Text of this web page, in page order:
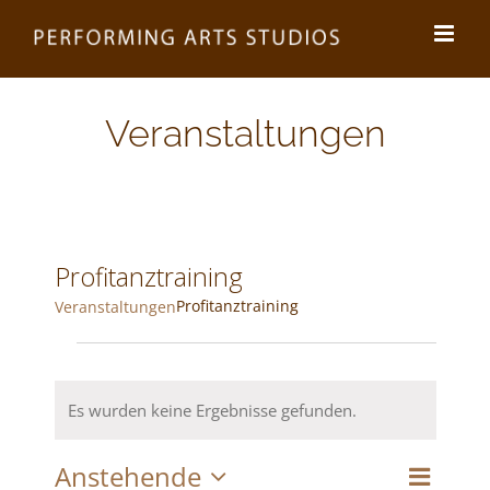
Inhalt
springen
Veranstaltungen
Profitanztraining
VeranstaltungenProfitanztraining
Es wurden keine Ergebnisse gefunden.
Anstehende